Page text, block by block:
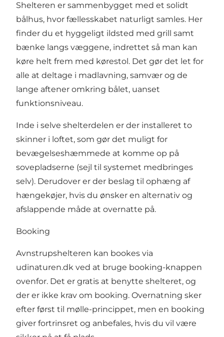
Shelteren er sammenbygget med et solidt
bålhus, hvor fællesskabet naturligt samles. Her
finder du et hyggeligt ildsted med grill samt
bænke langs væggene, indrettet så man kan
køre helt frem med kørestol. Det gør det let for
alle at deltage i madlavning, samvær og de
lange aftener omkring bålet, uanset
funktionsniveau.
Inde i selve shelterdelen er der installeret to
skinner i loftet, som gør det muligt for
bevægelseshæmmede at komme op på
sovepladserne (sejl til systemet medbringes
selv). Derudover er der beslag til ophæng af
hængekøjer, hvis du ønsker en alternativ og
afslappende måde at overnatte på.
Booking
Avnstrupshelteren kan bookes via
udinaturen.dk ved at bruge booking-knappen
ovenfor. Det er gratis at benytte shelteret, og
der er ikke krav om booking. Overnatning sker
efter først til mølle-princippet, men en booking
giver fortrinsret og anbefales, hvis du vil være